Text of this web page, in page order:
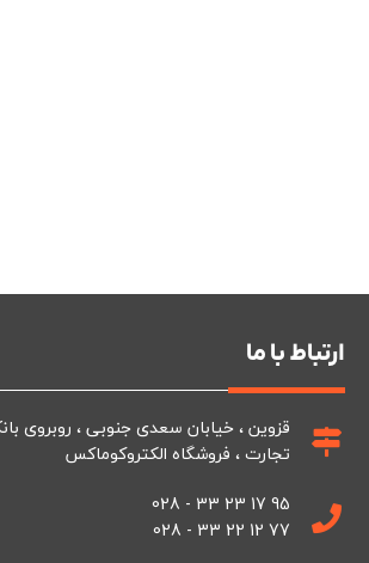
ارتباط با ما
قزوین ، خیابان سعدی جنوبی ، روبروی
تجارت ، فروشگاه الکتروکوماکس
95 17 23 33 - 028
77 12 22 33 - 028